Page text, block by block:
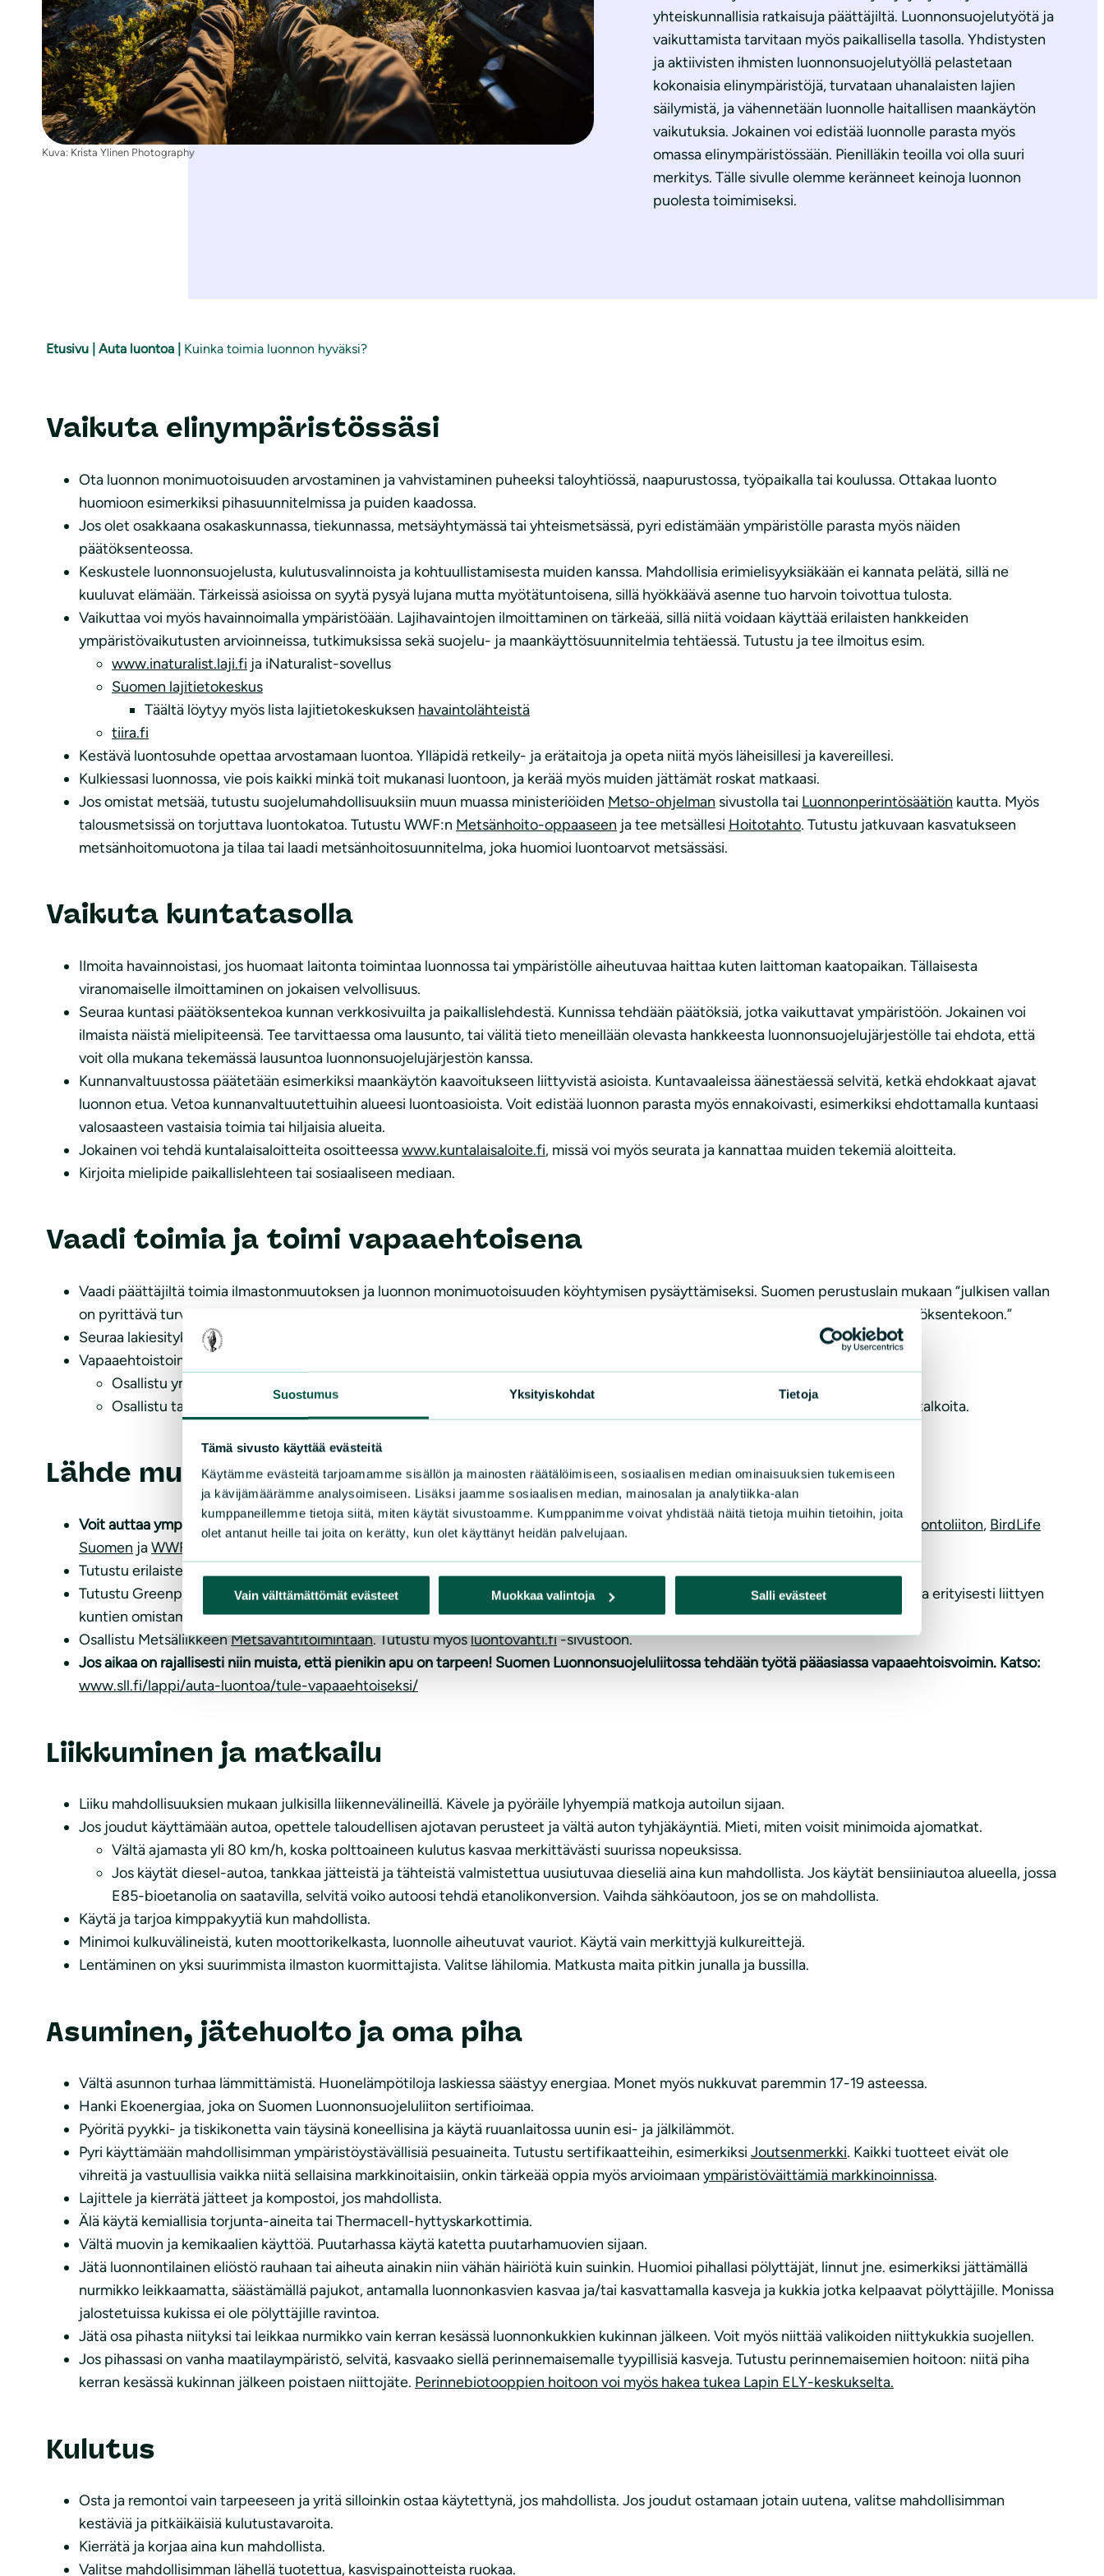
Suostumus Yksityiskohdat Tietoja
Tämä sivusto käyttää evästeitä
Käytämme evästeitä tarjoamamme sisällön ja mainosten räätälöimiseen, sosiaalisen median ominaisuuksien tukemiseen
ja kävijämäärämme analysoimiseen. Lisäksi jaamme sosiaalisen median, mainosalan ja analytiikka-alan
kumppaneillemme tietoja siitä, miten käytät sivustoamme. Kumppanimme voivat yhdistää näitä tietoja muihin tietoihin, joita
olet antanut heille tai joita on kerätty, kun olet käyttänyt heidän palvelujaan.
Vain välttämättömät evästeet Muokkaa valintoja Salli evästeet
Kuva: Krista Ylinen Photography
yhteiskunnallisia ratkaisuja päättäjiltä. Luonnonsuojelutyötä ja
vaikuttamista tarvitaan myös paikallisella tasolla. Yhdistysten
ja aktiivisten ihmisten luonnonsuojelutyöllä pelastetaan
kokonaisia elinympäristöjä, turvataan uhanalaisten lajien
säilymistä, ja vähennetään luonnolle haitallisen maankäytön
vaikutuksia. Jokainen voi edistää luonnolle parasta myös
omassa elinympäristössään. Pienilläkin teoilla voi olla suuri
merkitys. Tälle sivulle olemme keränneet keinoja luonnon
puolesta toimimiseksi.
Etusivu Auta luontoa Kuinka toimia luonnon hyväksi?
Vaikuta elinympäristössäsi
Ota luonnon monimuotoisuuden arvostaminen ja vahvistaminen puheeksi taloyhtiössä, naapurustossa, työpaikalla tai koulussa. Ottakaa luonto
huomioon esimerkiksi pihasuunnitelmissa ja puiden kaadossa.
Jos olet osakkaana osakaskunnassa, tiekunnassa, metsäyhtymässä tai yhteismetsässä, pyri edistämään ympäristölle parasta myös näiden
päätöksenteossa.
Keskustele luonnonsuojelusta, kulutusvalinnoista ja kohtuullistamisesta muiden kanssa. Mahdollisia erimielisyyksiäkään ei kannata pelätä, sillä ne
kuuluvat elämään. Tärkeissä asioissa on syytä pysyä lujana mutta myötätuntoisena, sillä hyökkäävä asenne tuo harvoin toivottua tulosta.
Vaikuttaa voi myös havainnoimalla ympäristöään. Lajihavaintojen ilmoittaminen on tärkeää, sillä niitä voidaan käyttää erilaisten hankkeiden
ympäristövaikutusten arvioinneissa, tutkimuksissa sekä suojelu- ja maankäyttösuunnitelmia tehtäessä. Tutustu ja tee ilmoitus esim.
www.inaturalist.laji.fi ja iNaturalist-sovellus
Suomen lajitietokeskus
Täältä löytyy myös lista lajitietokeskuksen havaintolähteistä
tiira.fi
Kestävä luontosuhde opettaa arvostamaan luontoa. Ylläpidä retkeily- ja erätaitoja ja opeta niitä myös läheisillesi ja kavereillesi.
Kulkiessasi luonnossa, vie pois kaikki minkä toit mukanasi luontoon, ja kerää myös muiden jättämät roskat matkaasi.
Jos omistat metsää, tutustu suojelumahdollisuuksiin muun muassa ministeriöiden Metso-ohjelman sivustolla tai Luonnonperintösäätiön kautta. Myös
talousmetsissä on torjuttava luontokatoa. Tutustu WWF:n Metsänhoito-oppaaseen ja tee metsällesi Hoitotahto. Tutustu jatkuvaan kasvatukseen
metsänhoitomuotona ja tilaa tai laadi metsänhoitosuunnitelma, joka huomioi luontoarvot metsässäsi.
Vaikuta kuntatasolla
Ilmoita havainnoistasi, jos huomaat laitonta toimintaa luonnossa tai ympäristölle aiheutuvaa haittaa kuten laittoman kaatopaikan. Tällaisesta
viranomaiselle ilmoittaminen on jokaisen velvollisuus.
Seuraa kuntasi päätöksentekoa kunnan verkkosivuilta ja paikallislehdestä. Kunnissa tehdään päätöksiä, jotka vaikuttavat ympäristöön. Jokainen voi
ilmaista näistä mielipiteensä. Tee tarvittaessa oma lausunto, tai välitä tieto meneillään olevasta hankkeesta luonnonsuojelujärjestölle tai ehdota, että
voit olla mukana tekemässä lausuntoa luonnonsuojelujärjestön kanssa.
Kunnanvaltuustossa päätetään esimerkiksi maankäytön kaavoitukseen liittyvistä asioista. Kuntavaaleissa äänestäessä selvitä, ketkä ehdokkaat ajavat
luonnon etua. Vetoa kunnanvaltuutettuihin alueesi luontoasioista. Voit edistää luonnon parasta myös ennakoivasti, esimerkiksi ehdottamalla kuntaasi
valosaasteen vastaisia toimia tai hiljaisia alueita.
Jokainen voi tehdä kuntalaisaloitteita osoitteessawww.kuntalaisaloite.fi, missä voi myös seurata ja kannattaa muiden tekemiä aloitteita.
Kirjoita mielipide paikallislehteen tai sosiaaliseen mediaan.
Vaadi toimia ja toimi vapaaehtoisena
Vaadi päättäjiltä toimia ilmastonmuutoksen ja luonnon monimuotoisuuden köyhtymisen pysäyttämiseksi. Suomen perustuslain mukaan “julkisen vallan
on pyrittävä turvaamaan jokaiselle oikeus terveelliseen ympäristöön sekä mahdollisuus vaikuttaa elinympäristöään koskevaan päätöksentekoon.”
Seuraa lakiesityksiä Oikeusministeriön
Vapaaehtoistoiminta on mielekästä ja tuo toivoa ja iloa arkeen. Etsi oma tapasi toimia vapaaehtoisena.
Osallistu ympäristöjärjestöjen järjestämiin tapahtumiin.
Osallistu talkoisiin joissa toimitaan luonnon hyväksi, esimerkiksi
Pidä Lappi Siistinä ry järjestää haitallisten vieraslajien torjuntatalkoita.
Lähde mukaan järjestötoimintaan
Voit auttaa ympäristöjärjestöjen työtä tukemalla tai osallistumalla toimintaan. Tutustu esimerkiksi Suomen luonnonsuojeluliiton, Luontoliiton, BirdLife
Suomen jaWWF
Tutustu erilaisten kansanliikkeiden toimintaan, esimerkiksi Kaivoskriittinen kansanliike ja Kaadetaan kaava, ei metsää-yhteisöt.
Tutustu Greenpeacen tekemäänMetsäaktivistin oppaaseen sekä Suomen luonnonsuojeluliiton Metsäoppaaseenjosta löytyy tietoa erityisesti liittyen
kuntien omistamiin metsiin ja niiden suojeluun.
Osallistu MetsäliikkeenMetsävahtitoimintaan. Tutustu myösluontovahti.fi-sivustoon.
Jos aikaa on rajallisesti niin muista, että pienikin apu on tarpeen! Suomen Luonnonsuojeluliitossa tehdään työtä pääasiassa vapaaehtoisvoimin. Katso:
www.sll.fi/lappi/auta-luontoa/tule-vapaaehtoiseksi/
Liikkuminen ja matkailu
Liiku mahdollisuuksien mukaan julkisilla liikennevälineillä. Kävele ja pyöräile lyhyempiä matkoja autoilun sijaan.
Jos joudut käyttämään autoa, opettele taloudellisen ajotavan perusteet ja vältä auton tyhjäkäyntiä. Mieti, miten voisit minimoida ajomatkat.
Vältä ajamasta yli 80 km/h, koska polttoaineen kulutus kasvaa merkittävästi suurissa nopeuksissa.
Jos käytät diesel-autoa, tankkaa jätteistä ja tähteistä valmistettua uusiutuvaa dieseliä aina kun mahdollista. Jos käytät bensiiniautoa alueella, jossa
E85-bioetanolia on saatavilla, selvitä voiko autoosi tehdä etanolikonversion. Vaihda sähköautoon, jos se on mahdollista.
Käytä ja tarjoa kimppakyytiä kun mahdollista.
Minimoi kulkuvälineistä, kuten moottorikelkasta, luonnolle aiheutuvat vauriot. Käytä vain merkittyjä kulkureittejä.
Lentäminen on yksi suurimmista ilmaston kuormittajista. Valitse lähilomia. Matkusta maita pitkin junalla ja bussilla.
Asuminen, jätehuolto ja oma piha
Vältä asunnon turhaa lämmittämistä. Huonelämpötiloja laskiessa säästyy energiaa. Monet myös nukkuvat paremmin 17-19 asteessa.
Hanki Ekoenergiaa, joka on Suomen Luonnonsuojeluliiton sertifioimaa.
Pyöritä pyykki- ja tiskikonetta vain täysinä koneellisina ja käytä ruuanlaitossa uunin esi- ja jälkilämmöt.
Pyri käyttämään mahdollisimman ympäristöystävällisiä pesuaineita. Tutustu sertifikaatteihin, esimerkiksi Joutsenmerkki. Kaikki tuotteet eivät ole
vihreitä ja vastuullisia vaikka niitä sellaisina markkinoitaisiin, onkin tärkeää oppia myös arvioimaan ympäristöväittämiä markkinoinnissa.
Lajittele ja kierrätä jätteet ja kompostoi, jos mahdollista.
Älä käytä kemiallisia torjunta-aineita tai Thermacell-hyttyskarkottimia.
Vältä muovin ja kemikaalien käyttöä. Puutarhassa käytä katetta puutarhamuovien sijaan.
Jätä luonnontilainen eliöstö rauhaan tai aiheuta ainakin niin vähän häiriötä kuin suinkin. Huomioi pihallasi pölyttäjät, linnut jne. esimerkiksi jättämällä
nurmikko leikkaamatta, säästämällä pajukot, antamalla luonnonkasvien kasvaa ja/tai kasvattamalla kasveja ja kukkia jotka kelpaavat pölyttäjille. Monissa
jalostetuissa kukissa ei ole pölyttäjille ravintoa.
Jätä osa pihasta niityksi tai leikkaa nurmikko vain kerran kesässä luonnonkukkien kukinnan jälkeen. Voit myös niittää valikoiden niittykukkia suojellen.
Jos pihassasi on vanha maatilaympäristö, selvitä, kasvaako siellä perinnemaisemalle tyypillisiä kasveja. Tutustu perinnemaisemien hoitoon: niitä piha
kerran kesässä kukinnan jälkeen poistaen niittojäte. Perinnebiotooppien hoitoon voi myös hakea tukea Lapin ELY-keskukselta.
Kulutus
Osta ja remontoi vain tarpeeseen ja yritä silloinkin ostaa käytettynä, jos mahdollista. Jos joudut ostamaan jotain uutena, valitse mahdollisimman
kestäviä ja pitkäikäisiä kulutustavaroita.
Kierrätä ja korjaa aina kun mahdollista.
Valitse mahdollisimman lähellä tuotettua, kasvispainotteista ruokaa.